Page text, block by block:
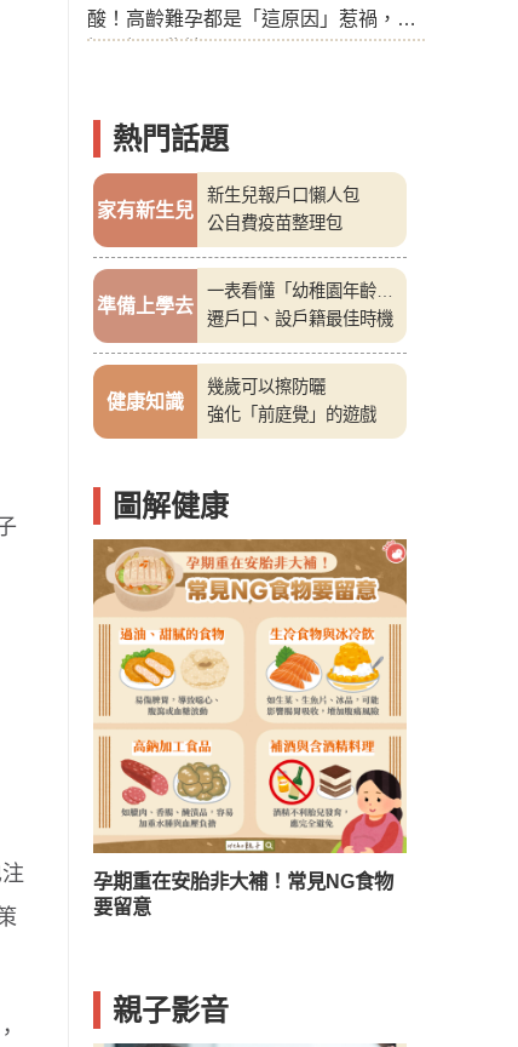
酸！高齡難孕都是「這原因」惹禍，醫
提醒好孕秘訣
熱門話題
家有新生兒
新生兒報戶口懶人包
公自費疫苗整理包
準備上學去
一表看懂「幼稚園年齡
表」
遷戶口、設戶籍最佳時機
健康知識
幾歲可以擦防曬
強化「前庭覺」的遊戲
圖解健康
見NG食物
孩子誤吞東西好危險！３情況要當心
親子影音